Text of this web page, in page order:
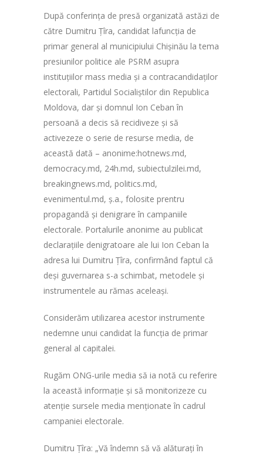
După conferința de presă organizată astăzi de
către Dumitru Țîra, candidat lafuncția de
primar general al municipiului Chișinău la tema
presiunilor politice ale PSRM asupra
instituțiilor mass media și a contracandidaților
electorali, Partidul Socialiștilor din Republica
Moldova, dar și domnul Ion Ceban în
persoană a decis să recidiveze și să
activezeze o serie de resurse media, de
această dată – anonime:hotnews.md,
democracy.md, 24h.md, subiectulzilei.md,
breakingnews.md, politics.md,
evenimentul.md, ș.a., folosite prentru
propagandă și denigrare în campaniile
electorale. Portalurile anonime au publicat
declarațiile denigratoare ale lui Ion Ceban la
adresa lui Dumitru Țîra, confirmând faptul că
deși guvernarea s-a schimbat, metodele și
instrumentele au rămas aceleași.
Considerăm utilizarea acestor instrumente
nedemne unui candidat la funcția de primar
general al capitalei.
Rugăm ONG-urile media să ia notă cu referire
la această informație și să monitorizeze cu
atenție sursele media menționate în cadrul
campaniei electorale.
Dumitru Țîra: „Vă îndemn să vă alăturați în